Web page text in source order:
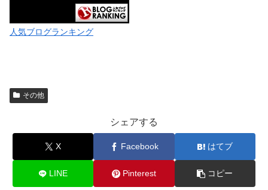
人気ブログランキング
その他
シェアする
X Facebook はてブ
LINE Pinterest コピー